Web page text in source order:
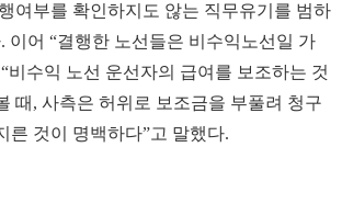
여부를 확인하지도 않는 직무유기를 범하
이어 “결행한 노선들은 비수익노선일 가
비수익 노선 운선자의 급여를 보조하는 것
때, 사측은 허위로 보조금을 부풀려 청구
른 것이 명백하다”고 말했다.